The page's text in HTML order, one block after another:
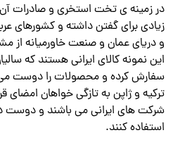
در زمینه ی تخت استخری و صادرات
زیادی برای گفتن داشته و کشورهای
و دریای عمان و صنعت خاورمیانه از
این نمونه کالای ایرانی هستند که
سفارش کرده و محصولات را دوست
ترکیه و ژاپن به تازگی خواهان امضای
شرکت های ایرانی می باشند و دوست
استفاده کنند.